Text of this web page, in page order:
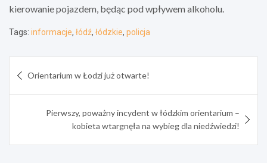
kierowanie pojazdem, będąc pod wpływem alkoholu.
Tags: informacje, łódź, łódzkie, policja
wpisu
Orientarium w Łodzi już otwarte!
Pierwszy, poważny incydent w łódzkim orientarium –
kobieta wtargnęła na wybieg dla niedźwiedzi!